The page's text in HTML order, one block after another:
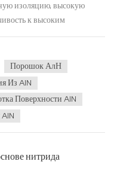
изоляцию, высокую
к высоким
коэффициент теплового
что делает ее
материалом для нового
Порошок АлН
Из AlN
Поверхности AlN
нитрида